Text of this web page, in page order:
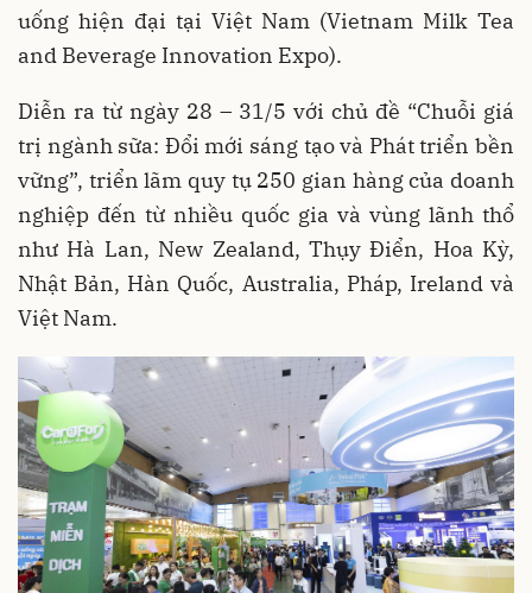
uống hiện đại tại Việt Nam (Vietnam Milk Tea
and Beverage Innovation Expo).
Diễn ra từ ngày 28 – 31/5 với chủ đề “Chuỗi giá
trị ngành sữa: Đổi mới sáng tạo và Phát triển bền
vững”, triển lãm quy tụ 250 gian hàng của doanh
nghiệp đến từ nhiều quốc gia và vùng lãnh thổ
như Hà Lan, New Zealand, Thụy Điển, Hoa Kỳ,
Nhật Bản, Hàn Quốc, Australia, Pháp, Ireland và
Việt Nam.